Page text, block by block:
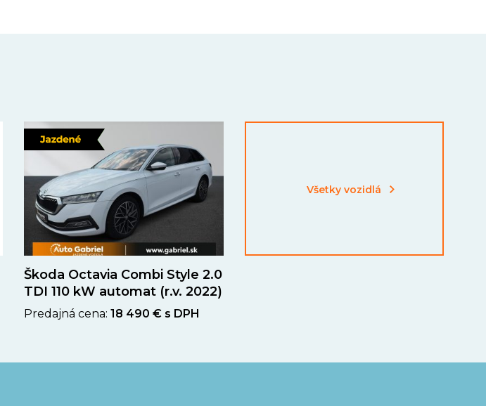
Škoda Octavia Combi Style 2.0
TDI 110 kW automat (r.v. 2022)
Predajná cena: 18 490 € s DPH
Všetky vozidlá